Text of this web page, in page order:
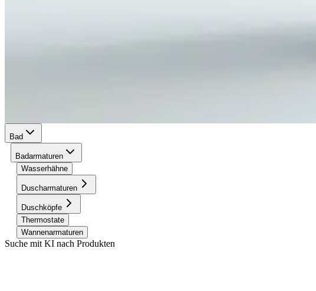
Bad
Badarmaturen
Wasserhähne
Duscharmaturen
Duschköpfe
Thermostate
Wannenarmaturen
Suche mit KI nach Produkten